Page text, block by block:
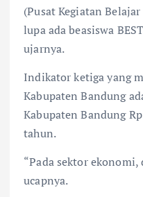
(Pusat Kegiatan
lupa ada beasiswa
ujarnya.
Indikator ketiga yang
Kabupaten Bandung
Kabupaten Bandung
tahun.
“Pada sektor
ucapnya.